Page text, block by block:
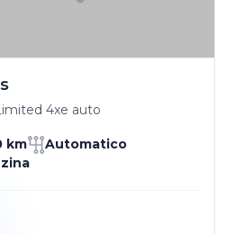
4xe auto
km
Automatico